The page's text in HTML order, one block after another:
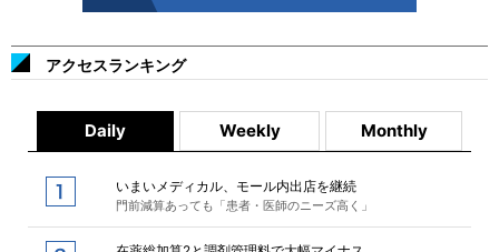
アクセスランキング
Daily Weekly Monthly
いまいメディカル、モール内出店を継続
門前減算あっても「患者・医師のニーズ高く」